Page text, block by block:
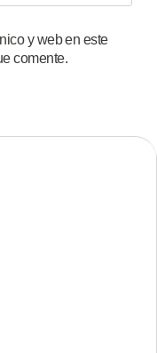
y web en este
comente.